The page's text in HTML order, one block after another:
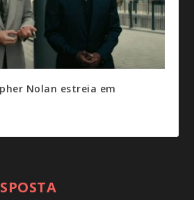
Nolan estreia em